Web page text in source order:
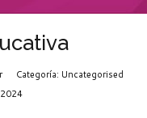
Categoría: Uncategorised